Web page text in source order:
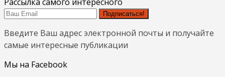
Подписаться!
Введите Ваш адрес электронной почты и получайте
самые интересные публикации
Мы на Facebook